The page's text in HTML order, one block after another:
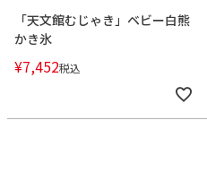
「天文館むじゃき」ベビー白熊
かき氷
¥7,452税込